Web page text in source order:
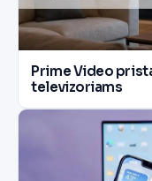
Prime Video
televizoriams